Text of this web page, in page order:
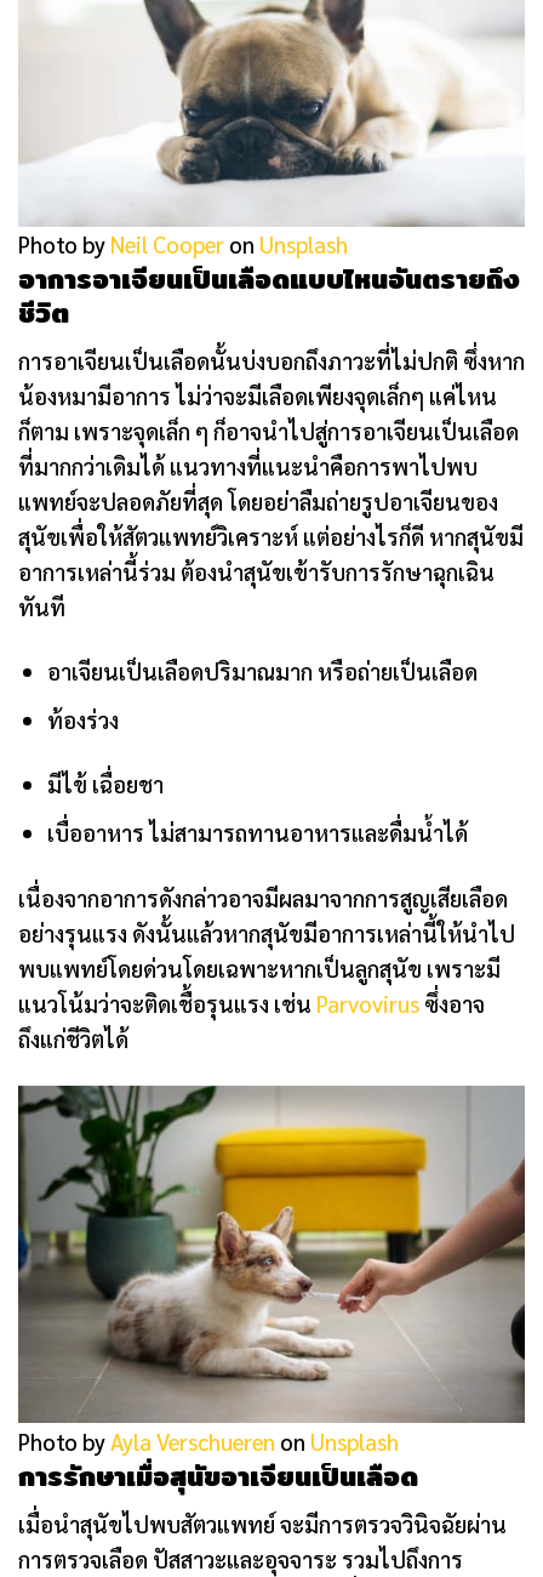
Photo by Neil Cooper on Unsplash
อาการอาเจียนเป็นเลือดแบบไหนอันตรายถึง
ชีวิต
การอาเจียนเป็นเลือดนั้นบ่งบอกถึงภาวะที่ไม่ปกติ ซึ่งหาก
น้องหมามีอาการ ไม่ว่าจะมีเลือดเพียงจุดเล็กๆ แค่ไหน
ก็ตาม เพราะจุดเล็ก ๆ ก็อาจนำไปสู่การอาเจียนเป็นเลือด
ที่มากกว่าเดิมได้ แนวทางที่แนะนำคือการพาไปพบ
แพทย์จะปลอดภัยที่สุด โดยอย่าลืมถ่ายรูปอาเจียนของ
สุนัขเพื่อให้สัตวแพทย์วิเคราะห์ แต่อย่างไรก็ดี หากสุนัขมี
อาการเหล่านี้ร่วม ต้องนำสุนัขเข้ารับการรักษาฉุกเฉิน
ทันที
อาเจียนเป็นเลือดปริมาณมาก หรือถ่ายเป็นเลือด
ท้องร่วง
มีไข้ เฉื่อยชา
เบื่ออาหาร ไม่สามารถทานอาหารและดื่มน้ำได้
เนื่องจากอาการดังกล่าวอาจมีผลมาจากการสูญเสียเลือด
อย่างรุนแรง ดังนั้นแล้วหากสุนัขมีอาการเหล่านี้ให้นำไป
พบแพทย์โดยด่วนโดยเฉพาะหากเป็นลูกสุนัข เพราะมี
แนวโน้มว่าจะติดเชื้อรุนแรง เช่น Parvovirus ซึ่งอาจ
ถึงแก่ชีวิตได้
Photo by Ayla Verschueren on Unsplash
การรักษาเมื่อสุนัขอาเจียนเป็นเลือด
เมื่อนำสุนัขไปพบสัตวแพทย์ จะมีการตรวจวินิจฉัยผ่าน
การตรวจเลือด ปัสสาวะและอุจจาระ รวมไปถึงการ